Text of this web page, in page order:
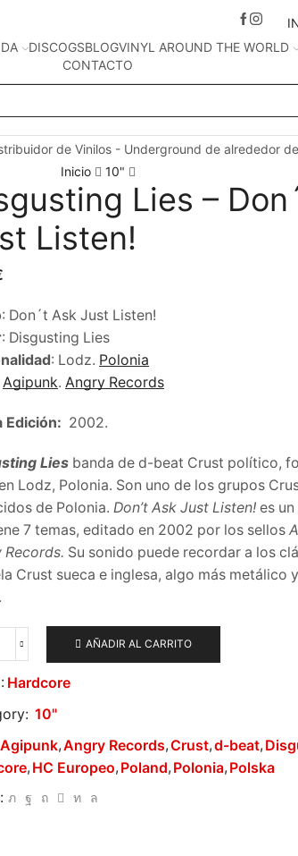
DISCOGSBLOGVINYL AROUND THE WORLD
CONTACTO
Search
input
de Vinilos - Underground de alrededor
Inicio
10"
Lies –
Listen!
: Don´t Ask Just Listen!
: Disgusting Lies
: Lodz. Polonia
Agipunk. Angry Records
Edición: 2002.
Lies banda de d-beat Crust político,
Lodz, Polonia. Son uno de los grupos
de Polonia. Don’t Ask Just Listen! es un
7 temas, editado en 2002 por los sellos
Records. Su sonido puede recordar a los
Crust sueca e inglesa, algo más metálico
AÑADIR AL CARRITO
Hardcore
10"
Agipunk,Angry Records,Crust,d-beat,
, HC Europeo, Poland, Polonia, Polska